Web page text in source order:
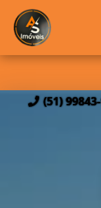
(51)